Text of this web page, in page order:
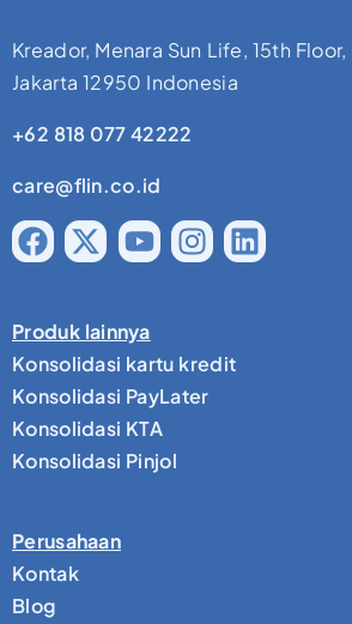
Kreador, Menara Sun Life, 15th
Jakarta 12950 Indonesia
+62 818 077 42222
care@flin.co.id
Produk lainnya
Konsolidasi kartu kredit
Konsolidasi PayLater
Konsolidasi KTA
Konsolidasi Pinjol
Perusahaan
Kontak
Blog